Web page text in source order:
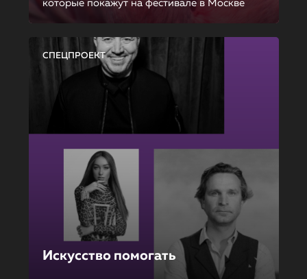
которые покажут на фестивале в Москве
СПЕЦПРОЕКТ
Искусство помогать